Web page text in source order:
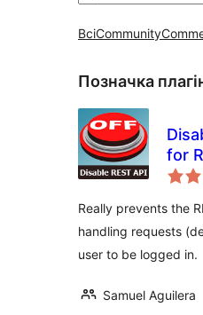
ВсіCommunity
Позначка
for
Really prevents the
handling requests
user to be logged in.
Samuel Aguilera